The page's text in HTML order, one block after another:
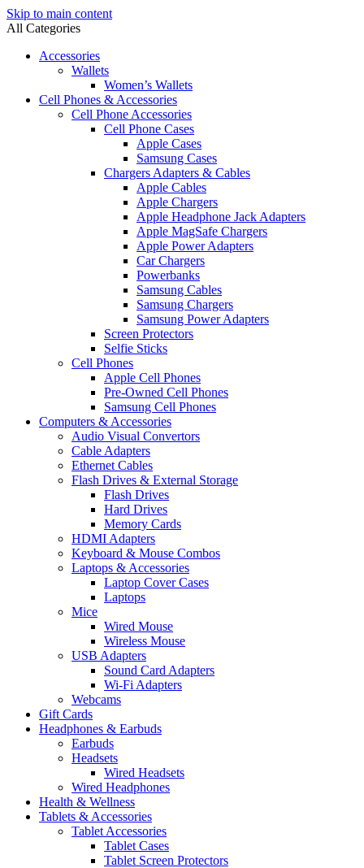
Skip to main content
All Categories
Accessories
Wallets
Women’s Wallets
Cell Phones & Accessories
Cell Phone Accessories
Cell Phone Cases
Apple Cases
Samsung Cases
Chargers Adapters & Cables
Apple Cables
Apple Chargers
Apple Headphone Jack Adapters
Apple MagSafe Chargers
Apple Power Adapters
Car Chargers
Powerbanks
Samsung Cables
Samsung Chargers
Samsung Power Adapters
Screen Protectors
Selfie Sticks
Cell Phones
Apple Cell Phones
Pre-Owned Cell Phones
Samsung Cell Phones
Computers & Accessories
Audio Visual Convertors
Cable Adapters
Ethernet Cables
Flash Drives & External Storage
Flash Drives
Hard Drives
Memory Cards
HDMI Adapters
Keyboard & Mouse Combos
Laptops & Accessories
Laptop Cover Cases
Laptops
Mice
Wired Mouse
Wireless Mouse
USB Adapters
Sound Card Adapters
Wi-Fi Adapters
Webcams
Gift Cards
Headphones & Earbuds
Earbuds
Headsets
Wired Headsets
Wired Headphones
Health & Wellness
Tablets & Accessories
Tablet Accessories
Tablet Cases
Tablet Screen Protectors